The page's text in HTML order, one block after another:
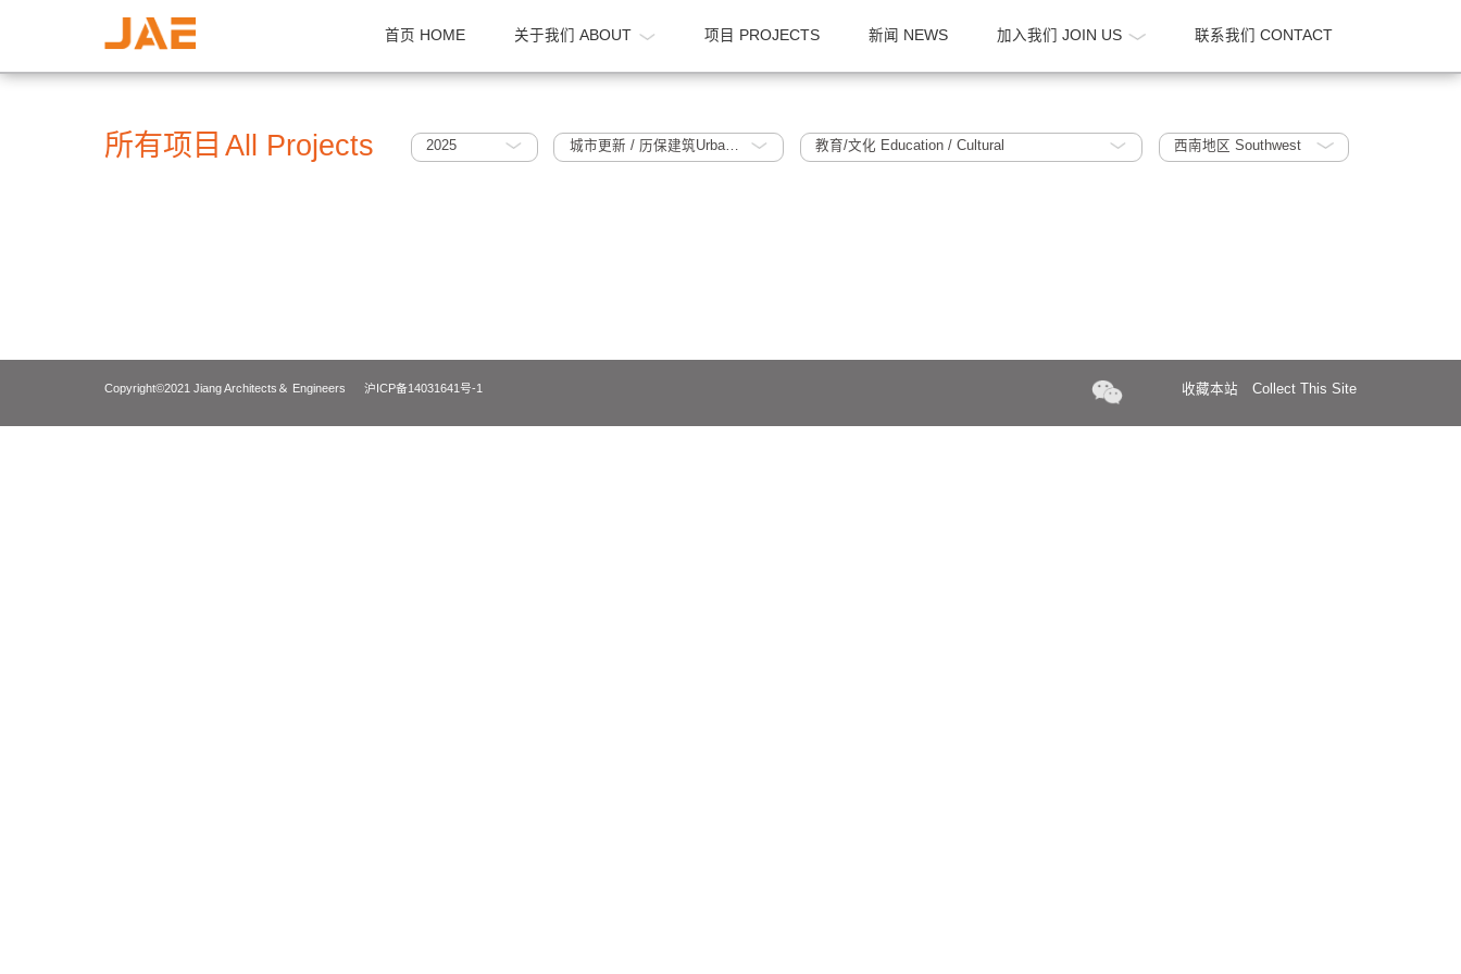
首页 HOME 关于我们 ABOUT 项目 PROJECTS 新闻 NEWS 加入我们 JOIN US 联系我们
所有项目All Projects 2025 城市更新 / 历保建筑Urban Regeneration / Historic Protection Building 教育/文化 Education / Cultural 西南地区 Southwest
Copyright©2021 Jiang Architects＆ Engineers 沪ICP备14031641号-1